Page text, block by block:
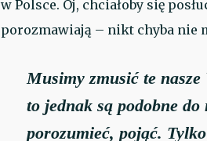
w Polsce. Oj, chciałoby się
porozmawiają – nikt chyba nie
Musimy zmusić te
to jednak są podobne do
porozumieć, pojąć.